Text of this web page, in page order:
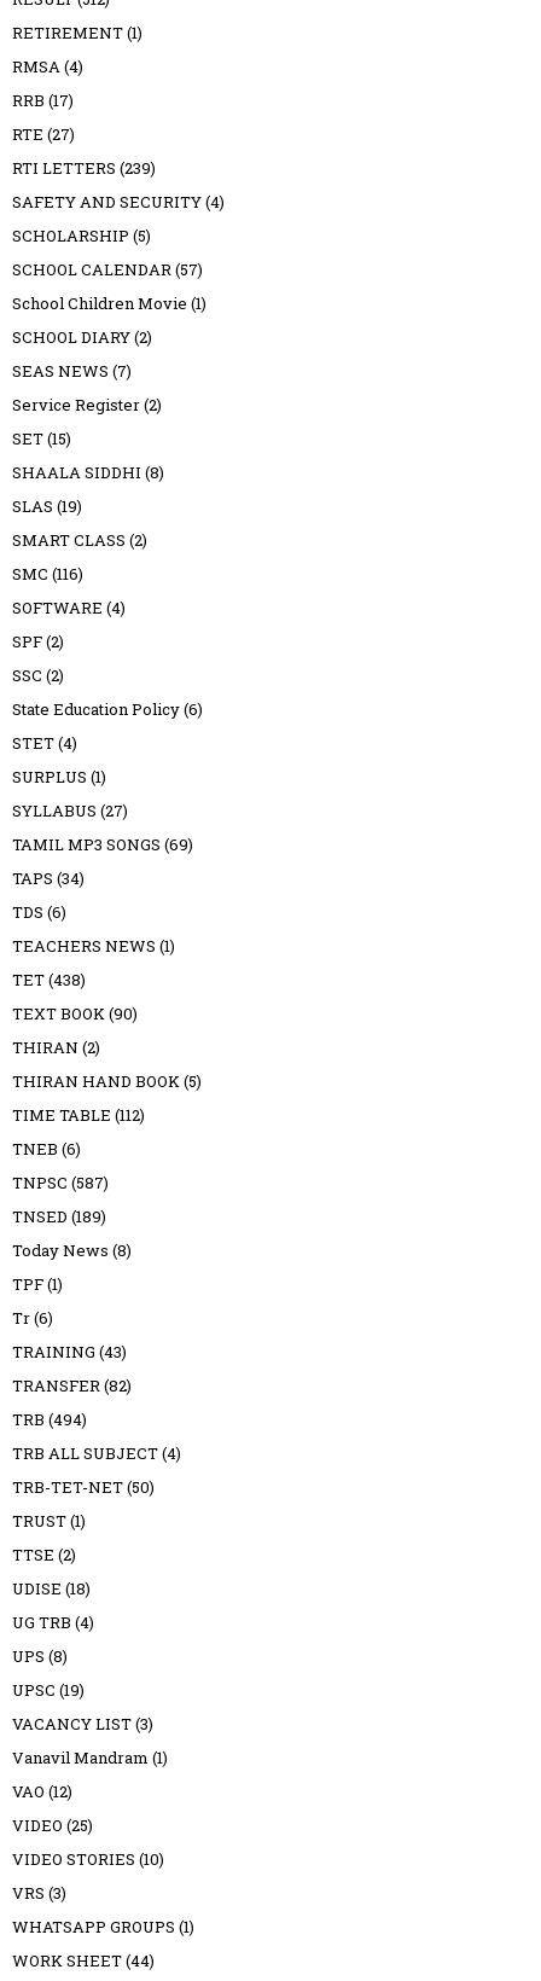
RETIREMENT(1)
RMSA(4)
RRB (17)
RTE (27)
RTI LETTERS (239)
SAFETY AND SECURITY(4)
SCHOLARSHIP (5)
SCHOOL CALENDAR(57)
School Children Movie (1)
SCHOOL DIARY(2)
SEAS NEWS (7)
Service Register(2)
SET(15)
SHAALA SIDDHI (8)
SLAS (19)
SMART CLASS (2)
SMC (116)
SOFTWARE (4)
SPF(2)
SSC (2)
State Education Policy(6)
STET(4)
SURPLUS (1)
SYLLABUS (27)
TAMIL MP3 SONGS (69)
TAPS (34)
TDS (6)
TEACHERS NEWS (1)
TET(438)
TEXT BOOK(90)
THIRAN (2)
THIRAN HAND BOOK(5)
TIME TABLE (112)
TNEB (6)
TNPSC (587)
TNSED (189)
Today News (8)
TPF(1)
Tr(6)
TRAINING (43)
TRANSFER(82)
TRB (494)
TRB ALL SUBJECT(4)
TRB-TET-NET(50)
TRUST(1)
TTSE (2)
UDISE (18)
UG TRB (4)
UPS (8)
UPSC (19)
VACANCY LIST(3)
Vanavil Mandram (1)
VAO (12)
VIDEO (25)
VIDEO STORIES (10)
VRS (3)
WHATSAPP GROUPS (1)
WORK SHEET(44)